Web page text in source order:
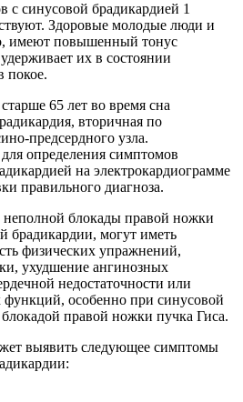
с синусовой брадикардией 1
Здоровые молодые люди и
имеют повышенный тонус
их в состоянии
покое.
65 лет во время сна
вторичная по
предсердного узла.
определения симптомов
на электрокардиограмме
правильного диагноза.
неполной блокады правой ножки
брадикардии, могут иметь
физических упражнений,
ухудшение ангинозных
недостаточности или
функций, особенно при синусовой
правой ножки пучка Гиса.
выявить следующее симптомы